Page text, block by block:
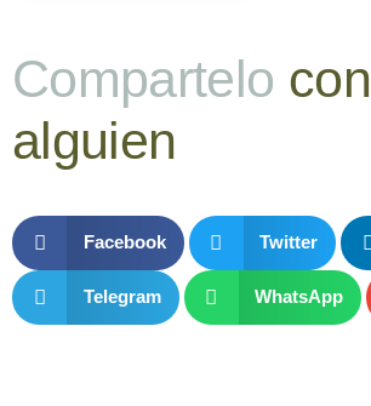
Compartelo con
alguien
Facebook Twitter
Telegram WhatsApp